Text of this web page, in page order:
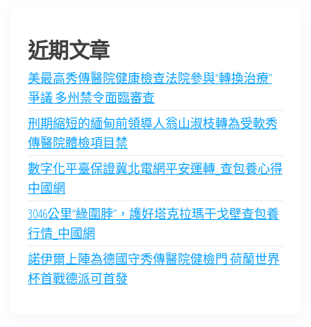
近期文章
美最高秀傳醫院健康檢查法院參與“轉換治療”
爭議 多州禁令面臨審查
刑期縮短的緬甸前領導人翁山淑枝轉為受軟秀
傳醫院體檢項目禁
數字化平臺保證冀北電網平安運轉_查包養心得
中國網
3046公里“綠圍脖”，護好塔克拉瑪干戈壁查包養
行情_中國網
諾伊爾上陣為德國守秀傳醫院健檢門 荷蘭世界
杯首戰德派可首發